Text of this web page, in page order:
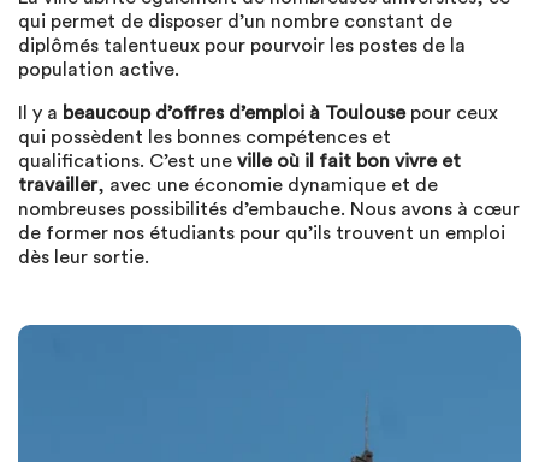
qui permet de disposer d’un nombre constant de
diplômés talentueux pour pourvoir les postes de la
population active.
Il y a beaucoup d’offres d’emploi à Toulousepour ceux
qui possèdent les bonnes compétences et
qualifications. C’est une ville où il fait bon vivre et
travailler, avec une économie dynamique et de
nombreuses possibilités d’embauche. Nous avons à cœur
de former nos étudiants pour qu’ils trouvent un emploi
dès leur sortie.